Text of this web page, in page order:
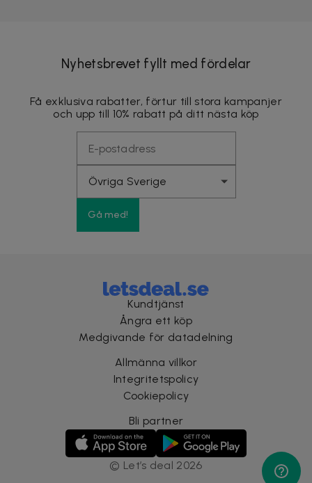
Nyhetsbrevet fyllt med fördelar
Få exklusiva rabatter, förtur till stora kampanjer
och upp till 10% rabatt på ditt nästa köp
Gå med!
Kundtjänst
Ångra ett köp
Medgivande för datadelning
Allmänna villkor
Integritetspolicy
Cookiepolicy
Bli partner
© Let’s deal 2026